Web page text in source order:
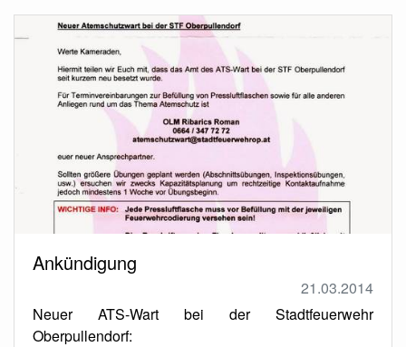
Ankündigung
21.03.2014
Neuer ATS-Wart bei der Stadtfeuerwehr
Oberpullendorf: